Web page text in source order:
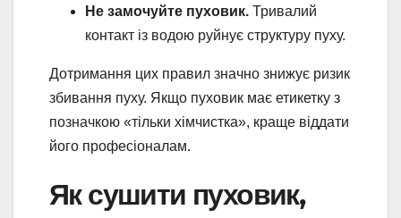
Не замочуйте пуховик. Тривалий
контакт із водою руйнує структуру пуху.
Дотримання цих правил значно знижує ризик
збивання пуху. Якщо пуховик має етикетку з
позначкою «тільки хімчистка», краще віддати
його професіоналам.
Як сушити пуховик,